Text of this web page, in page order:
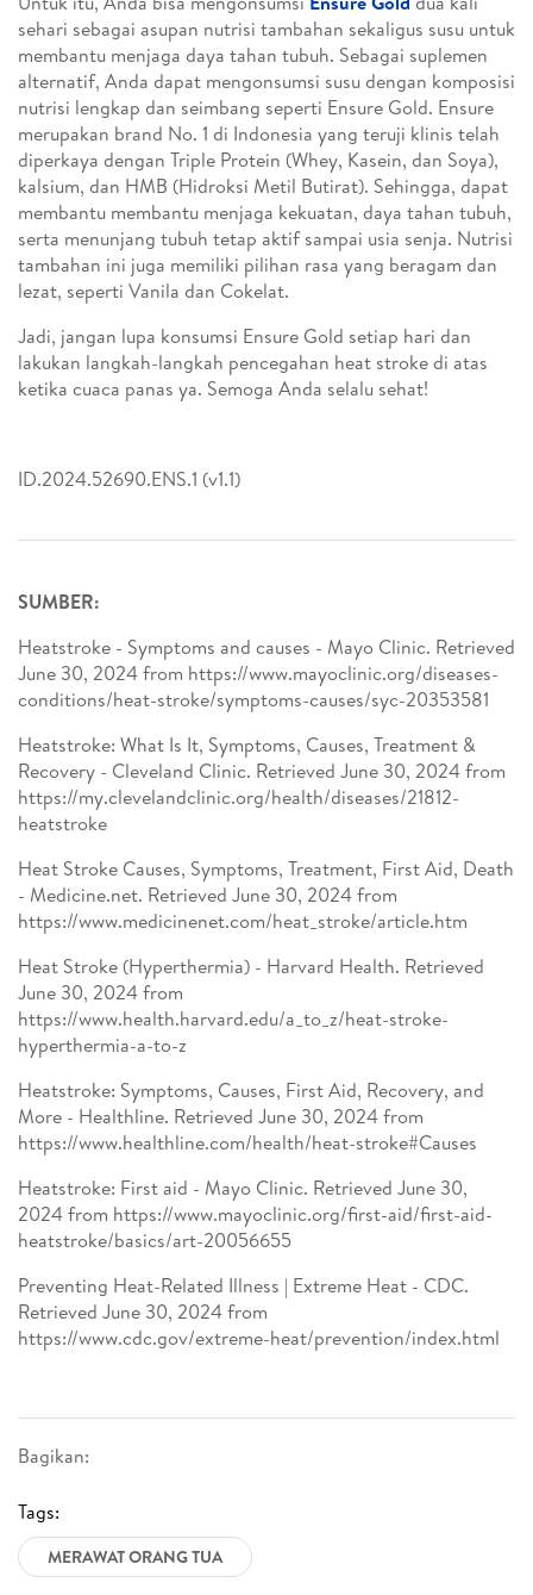
Bagikan:
Tags:
MERAWAT ORANG TUA
sehari sebagai asupan nutrisi tambahan sekaligus susu untuk
membantu menjaga daya tahan tubuh. Sebagai suplemen
alternatif, Anda dapat mengonsumsi susu dengan komposisi
nutrisi lengkap dan seimbang seperti Ensure Gold. Ensure
merupakan brand No. 1 di Indonesia yang teruji klinis telah
diperkaya dengan Triple Protein (Whey, Kasein, dan Soya),
kalsium, dan HMB (Hidroksi Metil Butirat). Sehingga, dapat
membantu membantu menjaga kekuatan, daya tahan tubuh,
serta menunjang tubuh tetap aktif sampai usia senja. Nutrisi
tambahan ini juga memiliki pilihan rasa yang beragam dan
lezat, seperti Vanila dan Cokelat.
Jadi, jangan lupa konsumsi Ensure Gold setiap hari dan
lakukan langkah-langkah pencegahan heat stroke di atas
ketika cuaca panas ya. Semoga Anda selalu sehat!
ID.2024.52690.ENS.1 (v1.1)
SUMBER:
Heatstroke - Symptoms and causes - Mayo Clinic. Retrieved
June 30, 2024 from https://www.mayoclinic.org/diseases-
conditions/heat-stroke/symptoms-causes/syc-20353581
Heatstroke: What Is It, Symptoms, Causes, Treatment &
Recovery - Cleveland Clinic. Retrieved June 30, 2024 from
https://my.clevelandclinic.org/health/diseases/21812-
heatstroke
Heat Stroke Causes, Symptoms, Treatment, First Aid, Death
- Medicine.net. Retrieved June 30, 2024 from
https://www.medicinenet.com/heat_stroke/article.htm
Heat Stroke (Hyperthermia) - Harvard Health. Retrieved
June 30, 2024 from
https://www.health.harvard.edu/a_to_z/heat-stroke-
hyperthermia-a-to-z
Heatstroke: Symptoms, Causes, First Aid, Recovery, and
More - Healthline. Retrieved June 30, 2024 from
https://www.healthline.com/health/heat-stroke#Causes
Heatstroke: First aid - Mayo Clinic. Retrieved June 30,
2024 from https://www.mayoclinic.org/first-aid/first-aid-
heatstroke/basics/art-20056655
Preventing Heat-Related Illness | Extreme Heat - CDC.
Retrieved June 30, 2024 from
https://www.cdc.gov/extreme-heat/prevention/index.html